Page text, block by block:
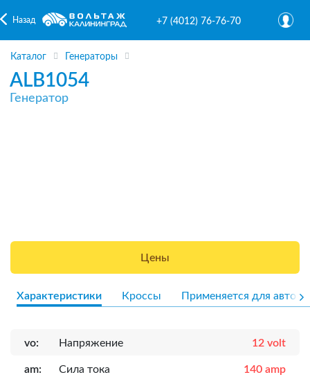
Назад +7 (4012) 76-76-70
Каталог Генераторы
ALB1054
Генератор
Цены
Характеристики Кроссы Применяется для авто
vo: Напряжение 12 volt
am: Сила тока 140 amp